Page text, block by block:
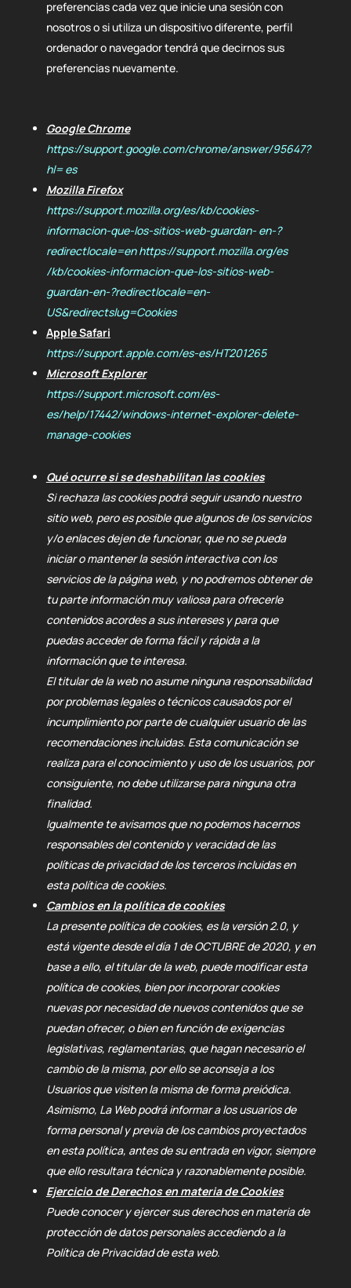
preferencias cada vez que inicie una sesión con
nosotros o si utiliza un dispositivo diferente, perfil
ordenador o navegador tendrá que decirnos sus
preferencias nuevamente.
Google Chrome
https://support.google.com/chrome/answer/95647?
hl= es
Mozilla Firefox
https://support.mozilla.org/es/kb/cookies-
informacion-que-los-sitios-web-guardan- en-?
redirectlocale=en https://support.mozilla.org/es
/kb/cookies-informacion-que-los-sitios-web-
guardan-en-?redirectlocale=en-
US&redirectslug=Cookies
Apple Safari
https://support.apple.com/es-es/HT201265
Microsoft Explorer
https://support.microsoft.com/es-
es/help/17442/windows-internet-explorer-delete-
manage-cookies
Qué ocurre si se deshabilitan las cookies
Si rechaza las cookies podrá seguir usando nuestro
sitio web, pero es posible que algunos de los servicios
y/o enlaces dejen de funcionar, que no se pueda
iniciar o mantener la sesión interactiva con los
servicios de la página web, y no podremos obtener de
tu parte información muy valiosa para ofrecerle
contenidos acordes a sus intereses y para que
puedas acceder de forma fácil y rápida a la
información que te interesa.
El titular de la web no asume ninguna responsabilidad
por problemas legales o técnicos causados por el
incumplimiento por parte de cualquier usuario de las
recomendaciones incluidas. Esta comunicación se
realiza para el conocimiento y uso de los usuarios, por
consiguiente, no debe utilizarse para ninguna otra
finalidad.
Igualmente te avisamos que no podemos hacernos
responsables del contenido y veracidad de las
políticas de privacidad de los terceros incluidas en
esta política de cookies.
Cambios en la política de cookies
La presente política de cookies, es la versión 2.0, y
está vigente desde el día 1 de OCTUBRE de 2020, y en
base a ello, el titular de la web, puede modificar esta
política de cookies, bien por incorporar cookies
nuevas por necesidad de nuevos contenidos que se
puedan ofrecer, o bien en función de exigencias
legislativas, reglamentarias, que hagan necesario el
cambio de la misma, por ello se aconseja a los
Usuarios que visiten la misma de forma preiódica.
Asimismo, La Web podrá informar a los usuarios de
forma personal y previa de los cambios proyectados
en esta política, antes de su entrada en vigor, siempre
que ello resultara técnica y razonablemente posible.
Ejercicio de Derechos en materia de Cookies
Puede conocer y ejercer sus derechos en materia de
protección de datos personales accediendo a la
Política de Privacidad de esta web.